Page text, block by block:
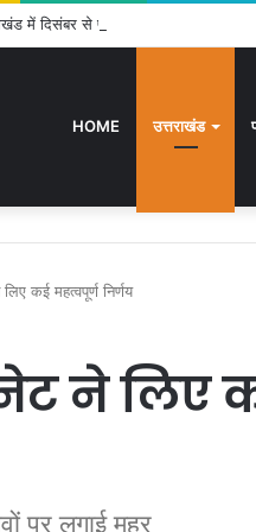
में दिसंबर से पहले ढाई हजार से अधिक पदों
HOME उत्तराखंड
कई महत्वपूर्ण निर्णय
ने लिए
पर लगाई मुहर